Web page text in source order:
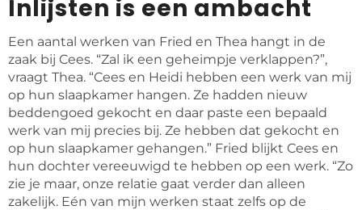
Inlijsten is een ambacht
Een aantal werken van Fried en Thea hangt in de
zaak bij Cees. “Zal ik een geheimpje verklappen?”,
vraagt Thea. “Cees en Heidi hebben een werk van mij
op hun slaapkamer hangen. Ze hadden nieuw
beddengoed gekocht en daar paste een bepaald
werk van mij precies bij. Ze hebben dat gekocht en
op hun slaapkamer gehangen.” Fried blijkt Cees en
hun dochter vereeuwigd te hebben op een werk. “Zo
zie je maar, onze relatie gaat verder dan alleen
zakelijk. Eén van mijn werken staat zelfs op de